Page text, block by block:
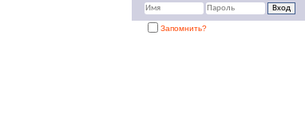
Запомнить?